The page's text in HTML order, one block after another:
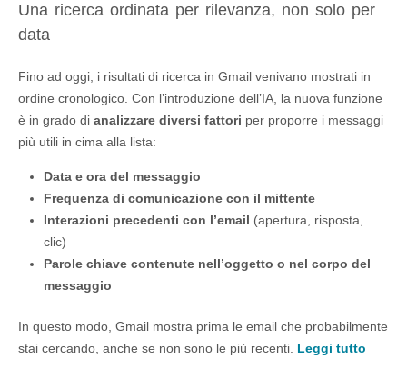
Una ricerca ordinata per rilevanza, non solo per
data
Fino ad oggi, i risultati di ricerca in Gmail venivano mostrati in
ordine cronologico. Con l’introduzione dell’IA, la nuova funzione
è in grado di analizzare diversi fattori per proporre i messaggi
più utili in cima alla lista:
Data e ora del messaggio
Frequenza di comunicazione con il mittente
Interazioni precedenti con l’email (apertura, risposta,
clic)
Parole chiave contenute nell’oggetto o nel corpo del
messaggio
In questo modo, Gmail mostra prima le email che probabilmente
stai cercando, anche se non sono le più recenti. Leggi tutto